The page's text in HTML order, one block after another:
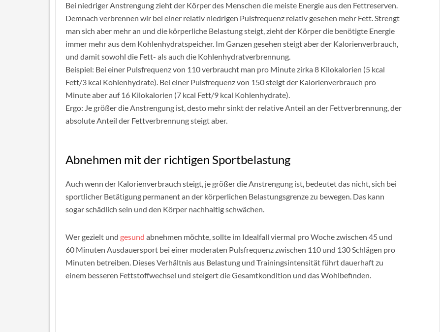
Bei niedriger Anstrengung zieht der Körper des Menschen die meiste Energie aus den Fettreserven.
Demnach verbrennen wir bei einer relativ niedrigen Pulsfrequenz relativ gesehen mehr Fett. Strengt
man sich aber mehr an und die körperliche Belastung steigt, zieht der Körper die benötigte Energie
immer mehr aus dem Kohlenhydratspeicher. Im Ganzen gesehen steigt aber der Kalorienverbrauch,
und damit sowohl die Fett- als auch die Kohlenhydratverbrennung.
Beispiel: Bei einer Pulsfrequenz von 110 verbraucht man pro Minute zirka 8 Kilokalorien (5 kcal
Fett/3 kcal Kohlenhydrate). Bei einer Pulsfrequenz von 150 steigt der Kalorienverbrauch pro
Minute aber auf 16 Kilokalorien (7 kcal Fett/9 kcal Kohlenhydrate).
Ergo: Je größer die Anstrengung ist, desto mehr sinkt der relative Anteil an der Fettverbrennung, der
absolute Anteil der Fettverbrennung steigt aber.
Abnehmen mit der richtigen Sportbelastung
Auch wenn der Kalorienverbrauch steigt, je größer die Anstrengung ist, bedeutet das nicht, sich bei
sportlicher Betätigung permanent an der körperlichen Belastungsgrenze zu bewegen. Das kann
sogar schädlich sein und den Körper nachhaltig schwächen.
Wer gezielt und gesund abnehmen möchte, sollte im Idealfall viermal pro Woche zwischen 45 und
60 Minuten Ausdauersport bei einer moderaten Pulsfrequenz zwischen 110 und 130 Schlägen pro
Minuten betreiben. Dieses Verhältnis aus Belastung und Trainingsintensität führt dauerhaft zu
einem besseren Fettstoffwechsel und steigert die Gesamtkondition und das Wohlbefinden.